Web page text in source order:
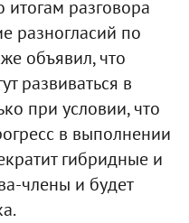
разговора
разногласий по
объявил, что
развиваться в
при условии, что
в выполнении
гибридные и
члены и будет